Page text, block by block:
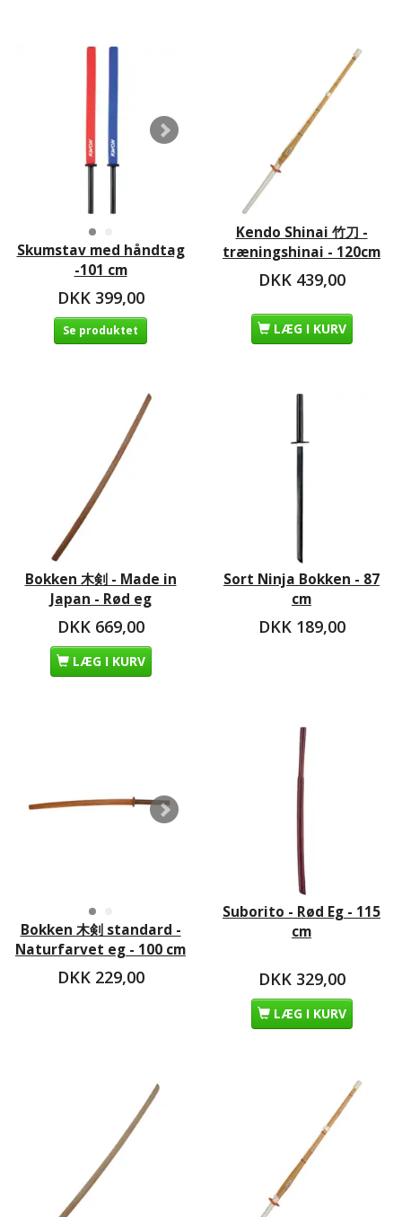
Skumstav med håndtag
-101 cm
DKK 399,00
Se produktet
Kendo Shinai 竹刀 -
træningshinai - 120cm
DKK 439,00
LÆG I KURV
Bokken 木剣 - Made in
Japan - Rød eg
DKK 669,00
LÆG I KURV
Sort Ninja Bokken - 87
cm
DKK 189,00
Bokken 木剣 standard -
Naturfarvet eg - 100 cm
DKK 229,00
Suborito - Rød Eg - 115
cm
DKK 329,00
LÆG I KURV